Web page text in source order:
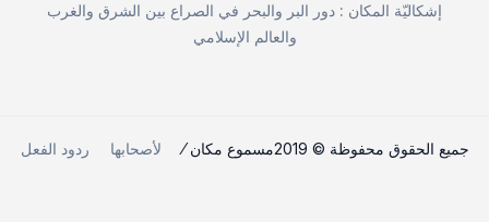
إشكاليّة المكان : دور البر والبحر في الصراع بين الشرق والغرب
والعالم الإسلامي
جميع الحقوق محفوظة © 2019مسموع مكان ⁄ لأصحابها ردود الفعل